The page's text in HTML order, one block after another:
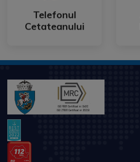
Telefonul
Cetateanului
Telefonul
Cetateanului